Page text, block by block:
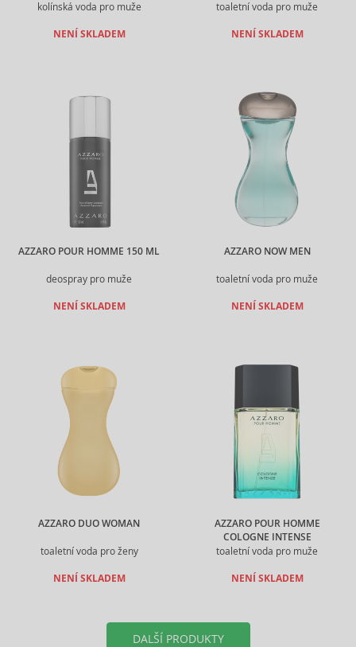
kolínská voda pro muže
NENÍ SKLADEM
toaletní voda pro muže
NENÍ SKLADEM
AZZARO POUR HOMME 150 ML
deospray pro muže
NENÍ SKLADEM
AZZARO NOW MEN
toaletní voda pro muže
NENÍ SKLADEM
AZZARO DUO WOMAN
toaletní voda pro ženy
NENÍ SKLADEM
AZZARO POUR HOMME
COLOGNE INTENSE
toaletní voda pro muže
NENÍ SKLADEM
DALŠÍ PRODUKTY